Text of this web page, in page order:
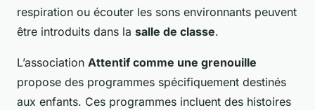
respiration ou écouter les sons environnants peuvent
être introduits dans la salle de classe.
L’association Attentif comme une grenouille
propose des programmes spécifiquement destinés
aux enfants. Ces programmes incluent des histoires